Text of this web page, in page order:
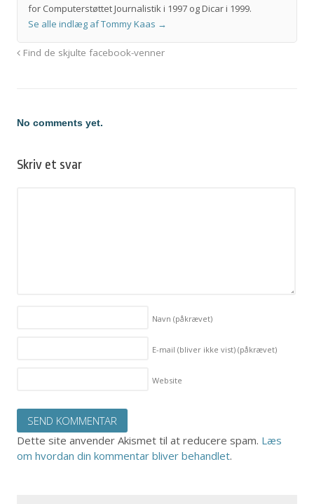
for Computerstøttet Journalistik i 1997 og Dicar i 1999.
Se alle indlæg af Tommy Kaas →
Find de skjulte facebook-venner
No comments yet.
Skriv et svar
Navn(påkrævet)
E-mail (bliver ikke vist)(påkrævet)
Website
Dette site anvender Akismet til at reducere spam. Læs
om hvordan din kommentar bliver behandlet.